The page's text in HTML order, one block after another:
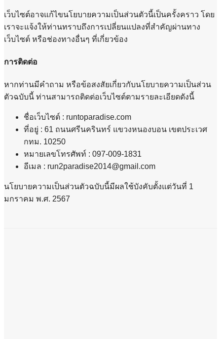
เว็บไซต์อาจแก้ไขนโยบายความเป็นส่วนตัวนี้เป็นครั้งคราว โดย
เราจะแจ้งให้ท่านทราบถึงการเปลี่ยนแปลงที่สำคัญผ่านทาง
เว็บไซต์ หรือช่องทางอื่นๆ ที่เกี่ยวข้อง
การติดต่อ
หากท่านมีคำถาม หรือข้อสงสัยเกี่ยวกับนโยบายความเป็นส่วน
ตัวฉบับนี้ ท่านสามารถติดต่อเว็บไซต์ตามรายละเอียดดังนี้
ชื่อเว็บไซต์ : runtoparadise.com
ที่อยู่ : 61 ถนนศรีนครินทร์ แขวงหนองบอน เขตประเวศ
กทม. 10250
หมายเลขโทรศัพท์ : 097-009-1831
อีเมล : run2paradise2014@gmail.com
นโยบายความเป็นส่วนตัวฉบับนี้มีผลใช้บังคับตั้งแต่วันที่ 1
มกราคม พ.ศ. 2567